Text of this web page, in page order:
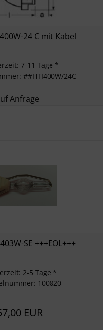
24 C mit Kabel
7-11 Tage *
##HTI400W/24C
Anfrage
SE +++EOL+++
2-5 Tage *
100820
EUR